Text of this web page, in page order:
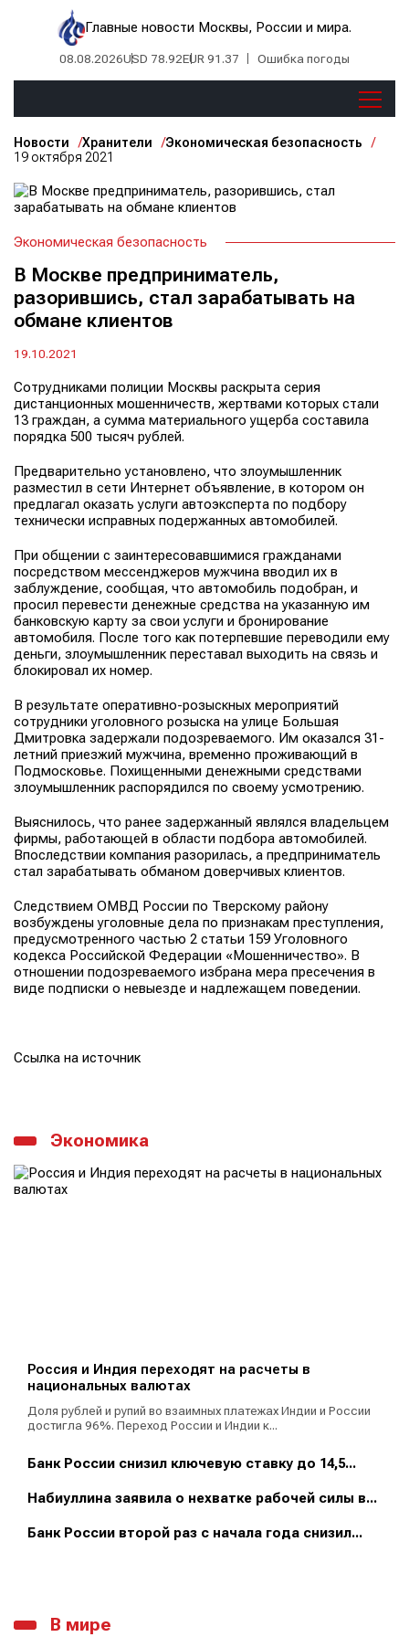
Главные новости Москвы, России и мира.
08.08.2026USD 78.92EUR 91.37 Ошибка погоды
Новости Хранители
Экономическая безопасность
19 октября 2021
Экономическая безопасность
В Москве предприниматель,
разорившись, стал зарабатывать на
обмане клиентов
19.10.2021
Сотрудниками полиции Москвы раскрыта серия
дистанционных мошенничеств, жертвами которых стали
13 граждан, а сумма материального ущерба составила
порядка 500 тысяч рублей.
Предварительно установлено, что злоумышленник
разместил в сети Интернет объявление, в котором он
предлагал оказать услуги автоэксперта по подбору
технически исправных подержанных автомобилей.
При общении с заинтересовавшимися гражданами
посредством мессенджеров мужчина вводил их в
заблуждение, сообщая, что автомобиль подобран, и
просил перевести денежные средства на указанную им
банковскую карту за свои услуги и бронирование
автомобиля. После того как потерпевшие переводили ему
деньги, злоумышленник переставал выходить на связь и
блокировал их номер.
В результате оперативно-розыскных мероприятий
сотрудники уголовного розыска на улице Большая
Дмитровка задержали подозреваемого. Им оказался 31-
летний приезжий мужчина, временно проживающий в
Подмосковье. Похищенными денежными средствами
злоумышленник распорядился по своему усмотрению.
Выяснилось, что ранее задержанный являлся владельцем
фирмы, работающей в области подбора автомобилей.
Впоследствии компания разорилась, а предприниматель
стал зарабатывать обманом доверчивых клиентов.
Следствием ОМВД России по Тверскому району
возбуждены уголовные дела по признакам преступления,
предусмотренного частью 2 статьи 159 Уголовного
кодекса Российской Федерации «Мошенничество». В
отношении подозреваемого избрана мера пресечения в
виде подписки о невыезде и надлежащем поведении.
Ссылка на источник
Экономика
Россия и Индия переходят на расчеты в
национальных валютах
Доля рублей и рупий во взаимных платежах Индии и России
достигла 96%. Переход России и Индии к...
Банк России снизил ключевую ставку до 14,5...
Набиуллина заявила о нехватке рабочей силы в...
Банк России второй раз с начала года снизил...
В мире